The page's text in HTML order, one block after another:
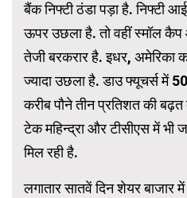
बैंक निफ्टी ठंडा पड़ा है. निफ्टी
ऊपर उछला है. तो वहीं स्मॉल
तेजी बरकरार है. इधर,
ज्यादा उछला है. डाउ फ्यूचर्स में
करीब पौने तीन प्रतिशत की
टेक महिन्द्रा और टीसीएस में भी
मिल रही है.
लगातार सातवें दिन शेयर बाजार